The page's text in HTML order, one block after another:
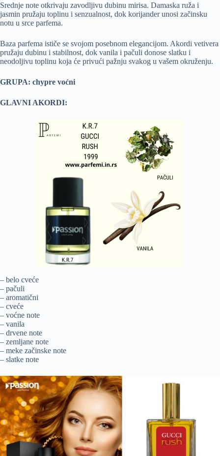
Srednje note otkrivaju zavodljivu dubinu mirisa. Damaska ruža i
jasmin pružaju toplinu i senzualnost, dok korijander unosi začinsku
notu u srce parfema.
Baza parfema ističe se svojom posebnom elegancijom. Akordi vetivera
pružaju dubinu i stabilnost, dok vanila i pačuli donose slatku i
neodoljivu toplinu koja će privući pažnju svakog u vašem okruženju.
GRUPA: chypre voćni
GLAVNI AKORDI:
– belo cveće
– pačuli
– aromatični
– cveće
– voćne note
– vanila
– drvene note
– zemljane note
– meke začinske note
– slatke note